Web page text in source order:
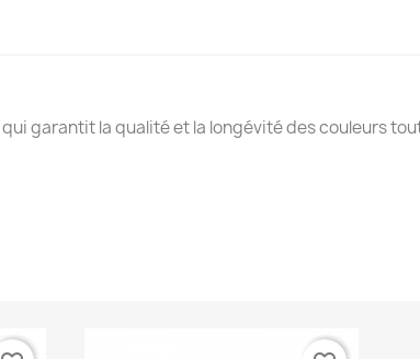
qui garantit la qualité et la longévité des couleurs